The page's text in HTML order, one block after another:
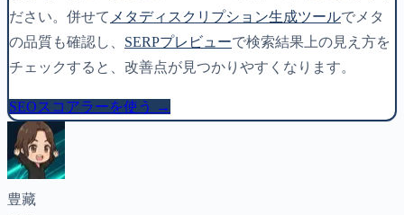
ださい。併せて メタディスクリプション生成ツールでメタ
の品質も確認し、 SERPプレビューで検索結果上の見え方を
チェックすると、改善点が見つかりやすくなります。
SEOスコアラーを使う →
豊藏